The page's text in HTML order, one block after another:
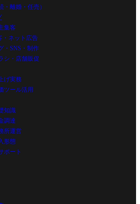
・離婚・任売）
集客
・ネット広告
・SNS・制作
シ・店舗販促
げ実務
ツール活用
知識
調達
所運営
形態
ポート